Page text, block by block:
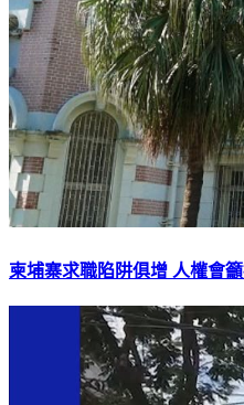
柬埔寨求職陷阱俱增 人權會